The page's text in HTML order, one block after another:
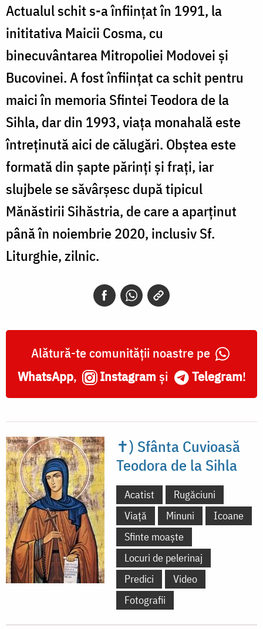
Actualul schit s-a înfiinţat în 1991, la
inititativa Maicii Cosma, cu
binecuvântarea Mitropoliei Modovei şi
Bucovinei. A fost înfiinţat ca schit pentru
maici în memoria Sfintei Teodora de la
Sihla, dar din 1993, viaţa monahală este
întreţinută aici de călugări. Obştea este
formată din șapte părinți și frați, iar
slujbele se săvârșesc după tipicul
Mănăstirii Sihăstria, de care a aparținut
până în noiembrie 2020, inclusiv Sf.
Liturghie, zilnic.
Alătură-te comunității noastre pe
WhatsApp, Instagram și Telegram!
✝) Sfânta Cuvioasă
Teodora de la Sihla
Acatist
Rugăciuni
Viață
Minuni
Icoane
Sfinte moaște
Locuri de pelerinaj
Predici
Video
Fotografii